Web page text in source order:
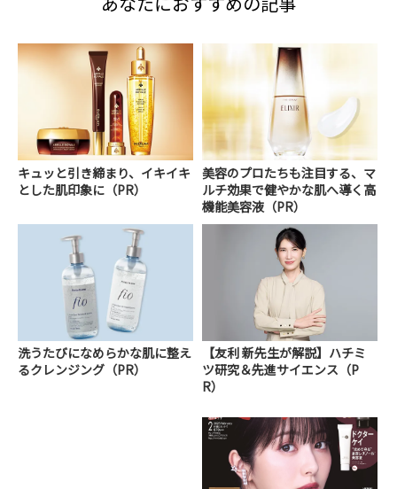
キュッと引き締まり、イキイキ
とした肌印象に（PR）
美容のプロたちも注目する、マ
ルチ効果で健やかな肌へ導く高
機能美容液（PR）
洗うたびになめらかな肌に整え
るクレンジング（PR）
【友利 新先生が解説】ハチミ
ツ研究＆先進サイエンス（P
R）